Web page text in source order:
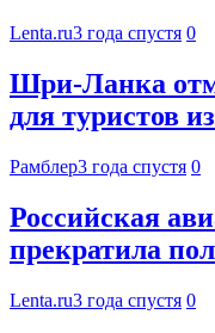
Lenta.ru3 года спустя 0
Шри-Ланка
для туристов
Рамблер3 года спустя 0
Российская
прекратила
Lenta.ru3 года спустя 0